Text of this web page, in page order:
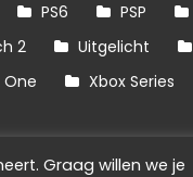
PS6 PSP
2
Uitgelicht
One
Xbox Series
Graag willen we je